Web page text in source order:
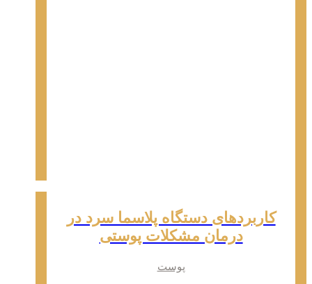
کاربردهای دستگاه پلاسما سرد در
درمان مشکلات پوستی
پوست